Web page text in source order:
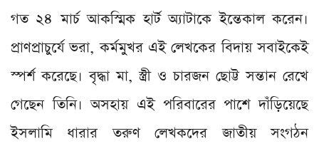
গত ২৪ মার্চ আকস্মিক হার্ট অ্যাটাকে ইন্তেকাল করেন।
প্রাণপ্রাচুর্যে ভরা, কর্মমুখর এই লেখকের বিদায় সবাইকেই
স্পর্শ করেছে। বৃদ্ধা মা, স্ত্রী ও চারজন ছোট্ট সন্তান রেখে
গেছেন তিনি। অসহায় এই পরিবারের পাশে দাঁড়িয়েছে
ইসলামি ধারার তরুণ লেখকদের জাতীয় সংগঠন